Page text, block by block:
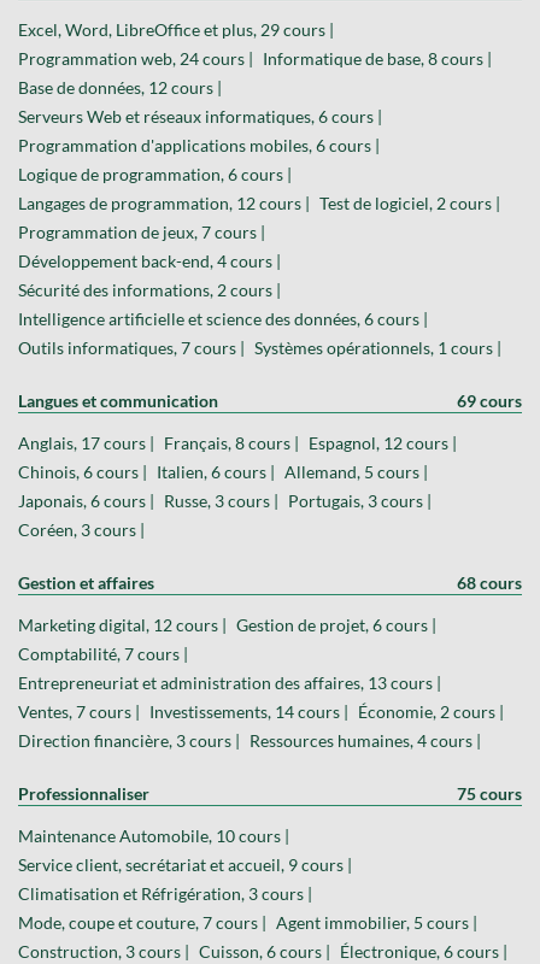
Excel, Word, LibreOffice et plus, 29 cours |
Programmation web, 24 cours |
Informatique de base, 8 cours |
Base de données, 12 cours |
Serveurs Web et réseaux informatiques, 6 cours |
Programmation d'applications mobiles, 6 cours |
Logique de programmation, 6 cours |
Langages de programmation, 12 cours |
Test de logiciel, 2 cours |
Programmation de jeux, 7 cours |
Développement back-end, 4 cours |
Sécurité des informations, 2 cours |
Intelligence artificielle et science des données, 6 cours |
Outils informatiques, 7 cours |
Systèmes opérationnels, 1 cours |
Langues et communication 69 cours
Anglais, 17 cours | Français, 8 cours |
Espagnol, 12 cours |
Chinois, 6 cours |
Italien, 6 cours |
Allemand, 5 cours |
Japonais, 6 cours |
Russe, 3 cours |
Portugais, 3 cours |
Coréen, 3 cours |
Gestion et affaires 68 cours
Marketing digital, 12 cours |
Gestion de projet, 6 cours |
Comptabilité, 7 cours |
Entrepreneuriat et administration des affaires, 13 cours |
Ventes, 7 cours |
Investissements, 14 cours |
Économie, 2 cours |
Direction financière, 3 cours |
Ressources humaines, 4 cours |
Professionnaliser 75 cours
Maintenance Automobile, 10 cours |
Service client, secrétariat et accueil, 9 cours |
Climatisation et Réfrigération, 3 cours |
Mode, coupe et couture, 7 cours |
Agent immobilier, 5 cours |
Construction, 3 cours |
Cuisson, 6 cours |
Électronique, 6 cours |